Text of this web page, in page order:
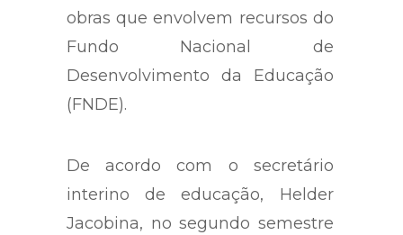
obras que envolvem recursos do
Fundo Nacional de
Desenvolvimento da Educação
(FNDE).
De acordo com o secretário
interino de educação, Helder
Jacobina, no segundo semestre